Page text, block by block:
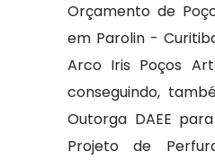
Orçamento de
em Parolin -
Arco Iris Poços
conseguindo,
Outorga DAEE
Projeto de